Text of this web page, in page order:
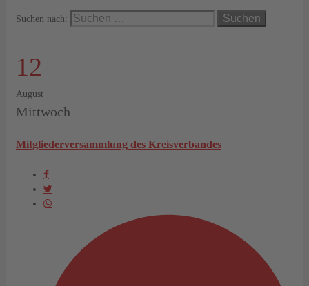
Suchen nach:
12
August
Mittwoch
Mitgliederversammlung des Kreisverbandes